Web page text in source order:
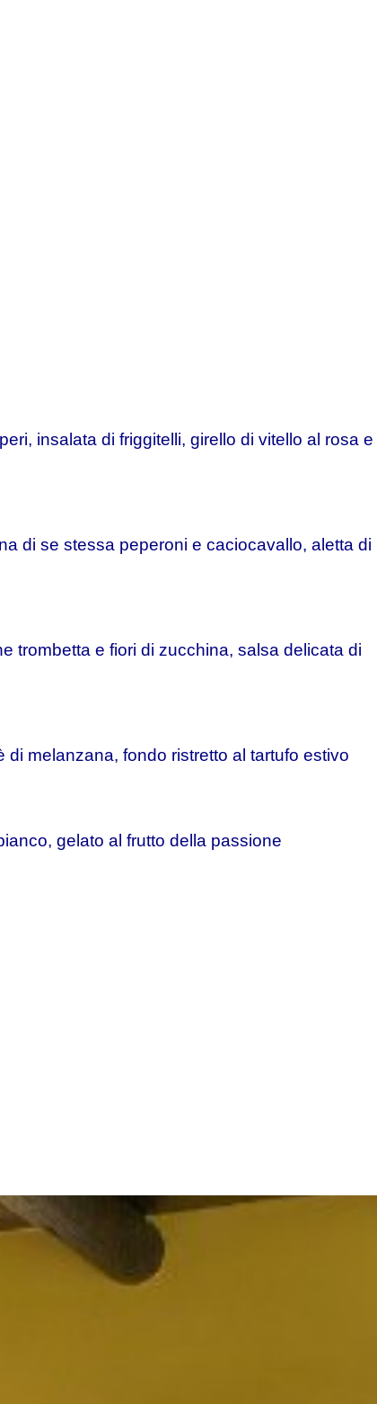
insalata di friggitelli, girello di vitello al rosa e
di se stessa peperoni e caciocavallo, aletta di
trombetta e fiori di zucchina, salsa delicata di
melanzana, fondo ristretto al tartufo estivo
gelato al frutto della passione